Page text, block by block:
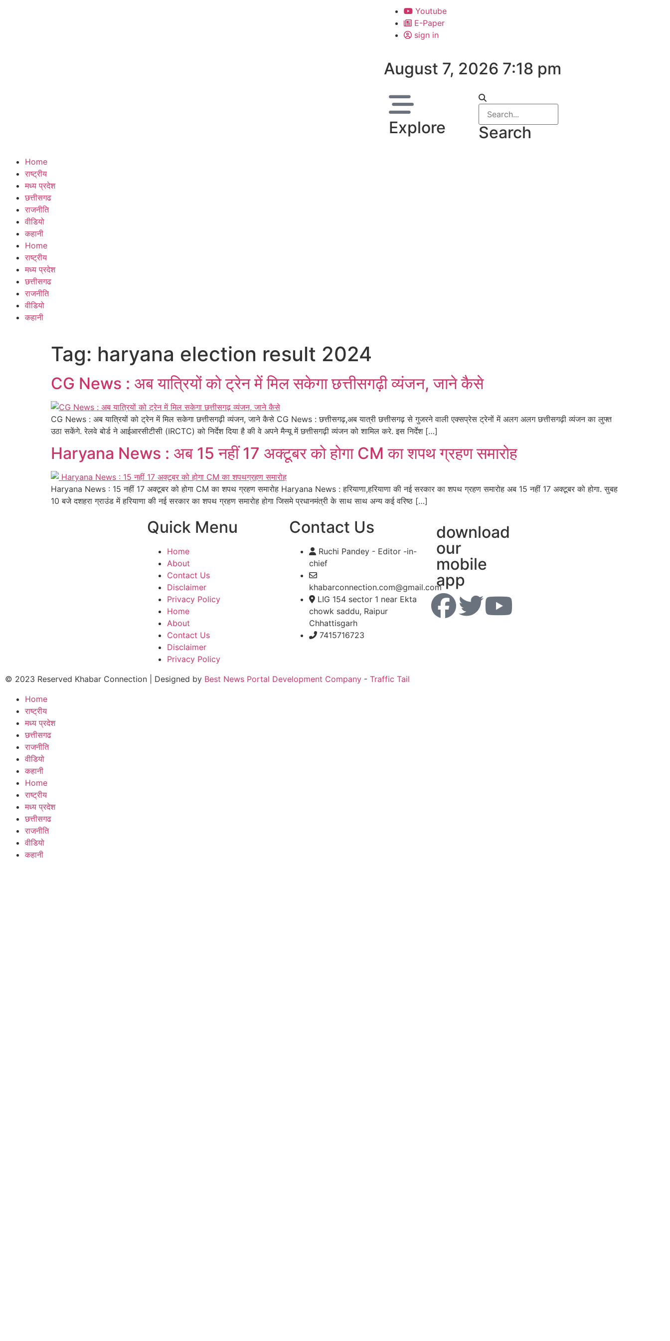
Youtube
E-Paper
sign in
August 7, 2026 7:18 pm
Explore Search
Home
राष्ट्रीय
मध्य प्रदेश
छत्तीसगढ
राजनीति
वीडियो
कहानी
Home
राष्ट्रीय
मध्य प्रदेश
छत्तीसगढ
राजनीति
वीडियो
कहानी
Tag: haryana election result 2024
CG News : अब यात्रियों को ट्रेन में मिल सकेगा छत्तीसगढ़ी व्यंजन, जाने कैसे
CG News : अब यात्रियों को ट्रेन में मिल सकेगा छत्तीसगढ़ी व्यंजन, जाने कैसे CG News : छत्तीसगढ़,अब यात्री छत्तीसगढ़ से गुजरने वाली एक्सप्रेस ट्रेनों में अलग अलग छत्तीसगढ़ी व्यंजन का लुफ्त
उठा सकेंगे. रेलवे बोर्ड ने आईआरसीटीसी (IRCTC) को निर्देश दिया है की वे अपने मैन्यू में छत्तीसगढ़ी व्यंजन को शामिल करे. इस निर्देश […]
Haryana News : अब 15 नहीं 17 अक्टूबर को होगा CM का शपथ ग्रहण समारोह
Haryana News : 15 नहीं 17 अक्टूबर को होगा CM का शपथ ग्रहण समारोह Haryana News : हरियाणा,हरियाणा की नई सरकार का शपथ ग्रहण समारोह अब 15 नहीं 17 अक्टूबर को होगा. सुबह
10 बजे दशहरा ग्राउंड में हरियाणा की नई सरकार का शपथ ग्रहण समारोह होगा जिसमे प्रधानमंत्री के साथ साथ अन्य कई वरिष्ठ […]
Quick Menu
Home
About
Contact Us
Disclaimer
Privacy Policy
Home
About
Contact Us
Disclaimer
Privacy Policy
Contact Us
Ruchi Pandey - Editor -in-
chief
khabarconnection.com@gmail.com
LIG 154 sector 1 near Ekta
chowk saddu, Raipur
Chhattisgarh
7415716723
download
our
mobile
app
© 2023 Reserved Khabar Connection | Designed by Best News Portal Development Company - Traffic Tail
Home
राष्ट्रीय
मध्य प्रदेश
छत्तीसगढ
राजनीति
वीडियो
कहानी
Home
राष्ट्रीय
मध्य प्रदेश
छत्तीसगढ
राजनीति
वीडियो
कहानी